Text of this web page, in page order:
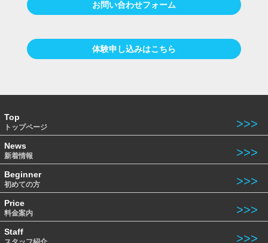
お問い合わせフォーム
体験申し込みはこちら
Top
トップページ
News
新着情報
Beginner
初めての方
Price
料金案内
Staff